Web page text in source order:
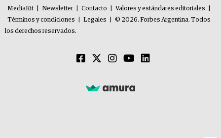
MediaKit Newsletter Contacto Valores y estándares editoriales
Términos y condiciones
Legales
© 2026. Forbes Argentina. Todos
los derechos reservados.